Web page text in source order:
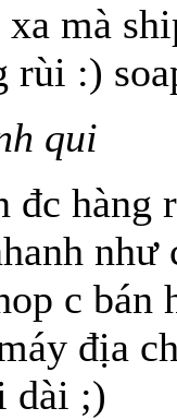
mà
rùi :)
qui
đc hàng
c bán
địa
dài ;)